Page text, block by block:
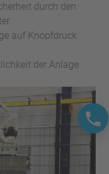
durch den
auf Knopfdruck
der Anlage